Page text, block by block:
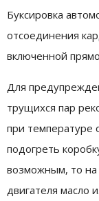
Буксировка
отсоединения
включенной
Для
трущихся пар
при
подогреть
возможным, то на
двигателя масло